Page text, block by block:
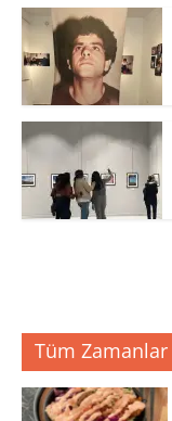
Tüm Zamanlar